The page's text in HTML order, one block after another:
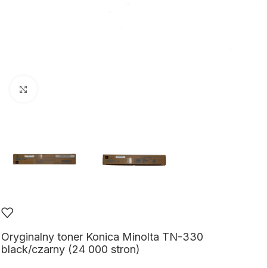
Oryginalny toner Konica Minolta TN-330
black/czarny (24 000 stron)